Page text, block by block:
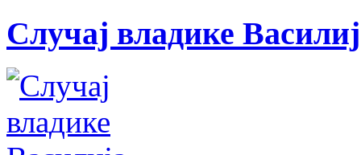
Случај владике